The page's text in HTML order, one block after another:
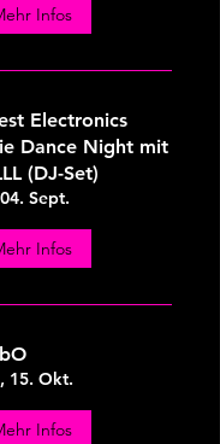
Infos
Electronics
Dance Night mit
(DJ-Set)
Sept.
Infos
15. Okt.
Infos